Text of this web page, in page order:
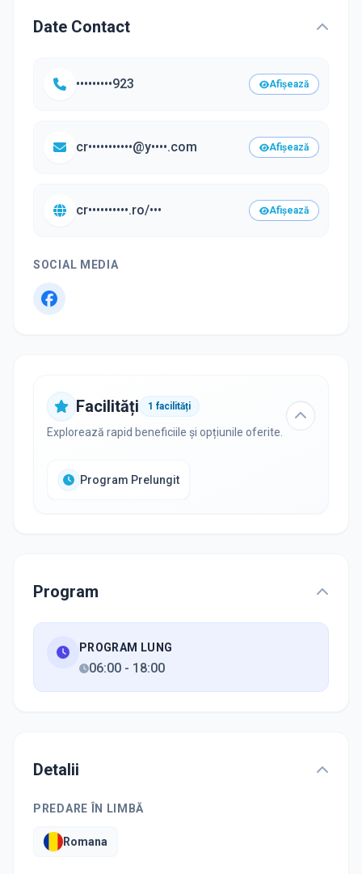
Date Contact
•••••••••923 Afișează
cr•••••••••••@y••••.com Afișează
cr••••••••••.ro/••• Afișează
SOCIAL MEDIA
Facilități 1 facilități
Explorează rapid beneficiile și opțiunile oferite.
Program Prelungit
Program
PROGRAM LUNG
06:00 - 18:00
Detalii
PREDARE ÎN LIMBĂ
Romana